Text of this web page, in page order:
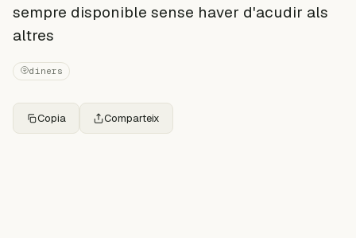
sempre disponible sense haver d'acudir als
altres
diners
Copia Comparteix